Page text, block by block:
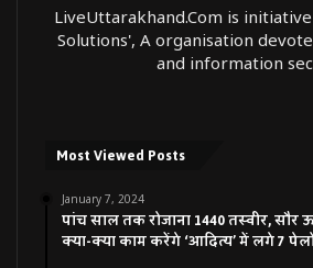
LiveUttarakhand.Com is
Solutions', A organisation
and information
Most Viewed Posts
January 7, 2024
पांच साल तक रोजाना 1440 तस्वीर, सौर
क्या-क्या काम करेंगे ‘आदित्य’ में लगे 7